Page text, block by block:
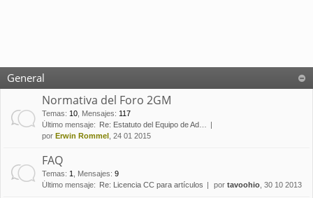
General
Normativa del Foro 2GM
Temas: 10 Mensajes: 117
Último mensaje:
Re: Estatuto del Equipo de Ad…
por Erwin Rommel , 24 01 2015
FAQ
Temas: 1 Mensajes: 9
Último mensaje:
Re: Licencia CC para artículos por tavoohio , 30 10 2013